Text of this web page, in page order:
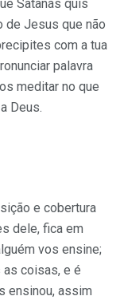
Satanás quis
de Jesus que não
com a tua
palavra
meditar no que
Deus.
e cobertura
dele, fica em
vos ensine;
as coisas, e é
ensinou, assim